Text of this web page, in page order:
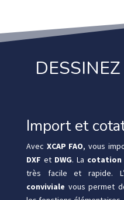
Import et
Avec XCAP FAO, vous
DXF et DWG. La cotation
très facile et rapide.
conviviale vous permet